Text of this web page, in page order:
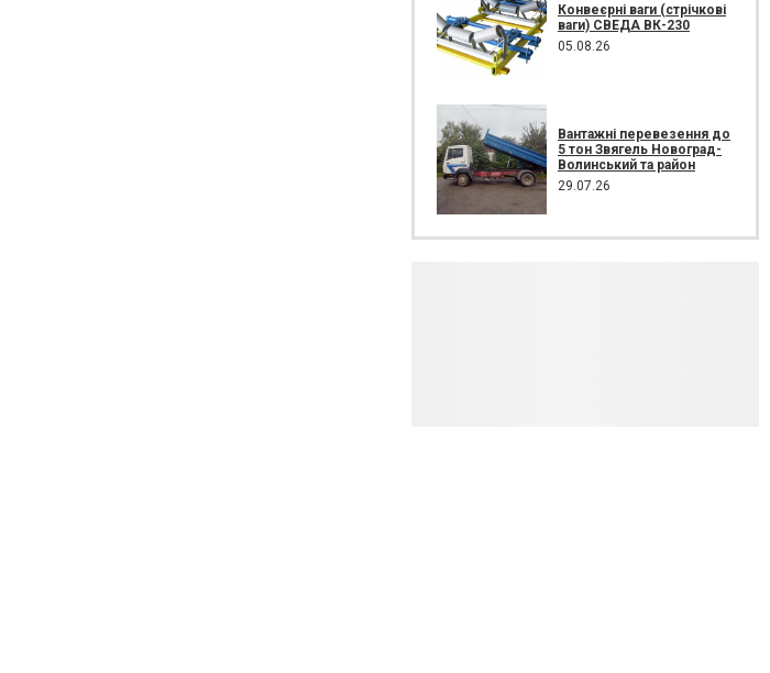
Конвеєрні ваги (стрічкові
ваги) СВЕДА ВК-230
05.08.26
Вантажні перевезення до
5 тон Звягель Новоград-
Волинський та район
29.07.26